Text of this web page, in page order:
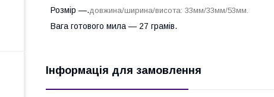
Розмір —.довжина/ширина/висота: 33мм/33мм/53мм.
Вага готового мила — 27 грамів.
Інформація для замовлення